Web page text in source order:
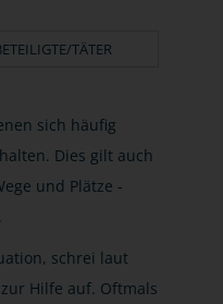
TÄTER
sich häufig
Dies gilt auch
und Plätze -
schrei laut
Hilfe auf. Oftmals